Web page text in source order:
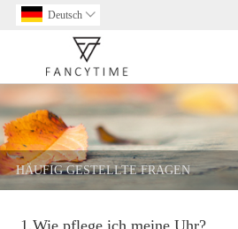
Deutsch 
HÄUFIG GESTELLTE FRAGEN
1.Wie pflege ich meine Uhr?